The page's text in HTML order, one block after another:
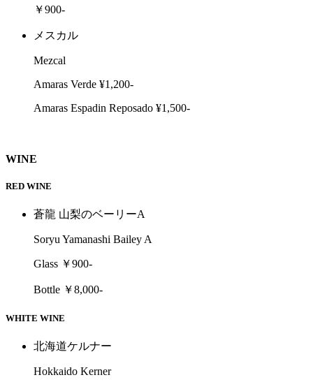
￥900-
メスカル
Mezcal
Amaras Verde ¥1,200-
Amaras Espadin Reposado ¥1,500-
WINE
RED WINE
蒼龍 山梨のベーリーA
Soryu Yamanashi Bailey A
Glass ￥900-
Bottle ￥8,000-
WHITE WINE
北海道ケルナー
Hokkaido Kerner